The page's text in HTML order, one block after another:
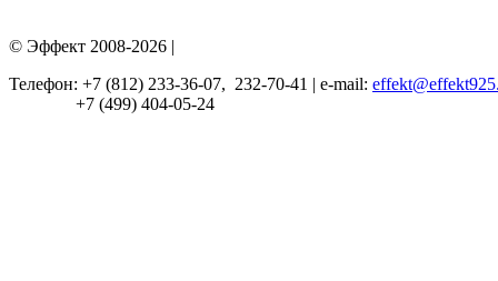
© Эффект 2008-2026 |
Телефон: +7 (812) 233-36-07, 232-70-41 | e-mail:
+7 (499) 404-05-24